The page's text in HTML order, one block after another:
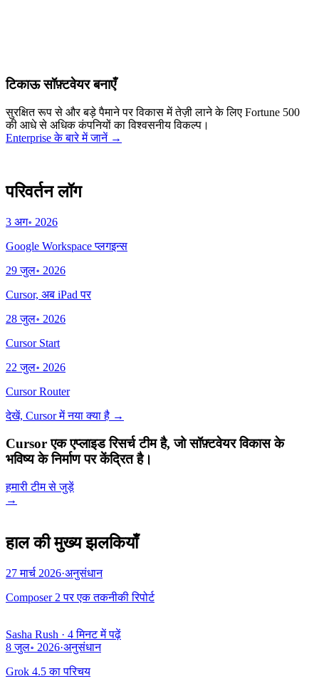
Retry failed billing
webhooksWorking
Polish usage chart loading
stateWorking cursor/dashboard
टिकाऊ सॉफ़्टवेयर बनाएँ
सुरक्षित रूप से और बड़े पैमाने पर विकास में तेज़ी लाने के लिए Fortune 500
की आधे से अधिक कंपनियों का विश्वसनीय विकल्प।
Enterprise के बारे में जानें→
परिवर्तन लॉग
3 अग॰ 2026
Google Workspace प्लगइन्स
29 जुल॰ 2026
Cursor, अब iPad पर
28 जुल॰ 2026
Cursor Start
22 जुल॰ 2026
Cursor Router
देखें, Cursor में नया क्या है →
Cursor एक एप्लाइड रिसर्च टीम है, जो सॉफ़्टवेयर विकास के
भविष्य के निर्माण पर केंद्रित है।
हमारी टीम से जुड़ें
→
हाल की मुख्य झलकियाँ
27 मार्च 2026·अनुसंधान
Composer 2 पर एक तकनीकी रिपोर्ट
Sasha Rush · 4 मिनट में पढ़ें
8 जुल॰ 2026·अनुसंधान
Grok 4.5 का परिचय